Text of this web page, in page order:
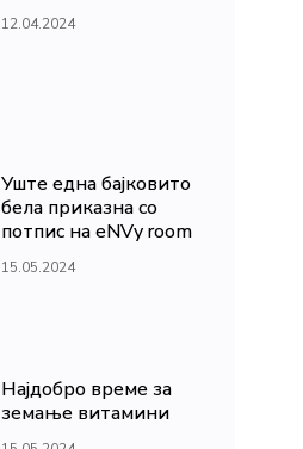
12.04.2024
Уште една бајковито
бела приказна со
потпис на eNVy room
15.05.2024
Најдобро време за
земање витамини